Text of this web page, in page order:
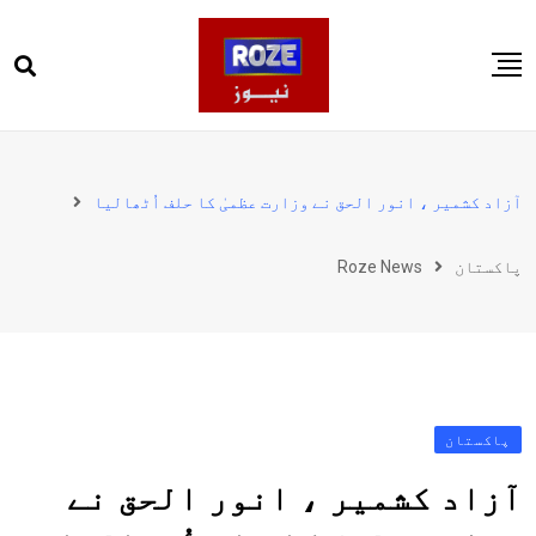
to
پاکستان
کھیل
آزاد کشمیر ، انور الحق نے وزارت عظمیٰ کا حلف اُٹھالیا
پاکستان Roze News
پاکستان
آزاد کشمیر ، انور الحق نے